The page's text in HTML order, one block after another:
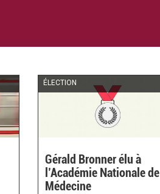
ÉLECTION
Gérald Bronner élu à
l’Académie Nationale de
Médecine